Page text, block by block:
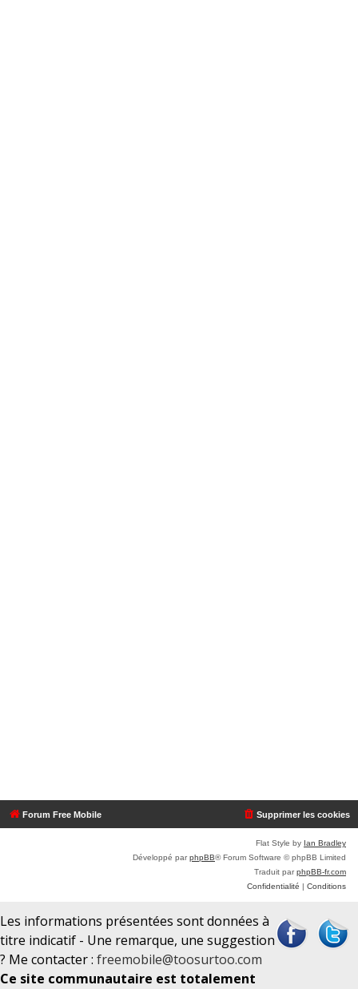
Forum Free Mobile Supprimer les cookies
Flat Style by Ian Bradley
Développé parphpBB® Forum Software © phpBB Limited
Traduit parphpBB-fr.com
Confidentialité | Conditions
Les informations présentées sont données à
titre indicatif - Une remarque, une suggestion
? Me contacter : freemobile@toosurtoo.com
Ce site communautaire est totalement